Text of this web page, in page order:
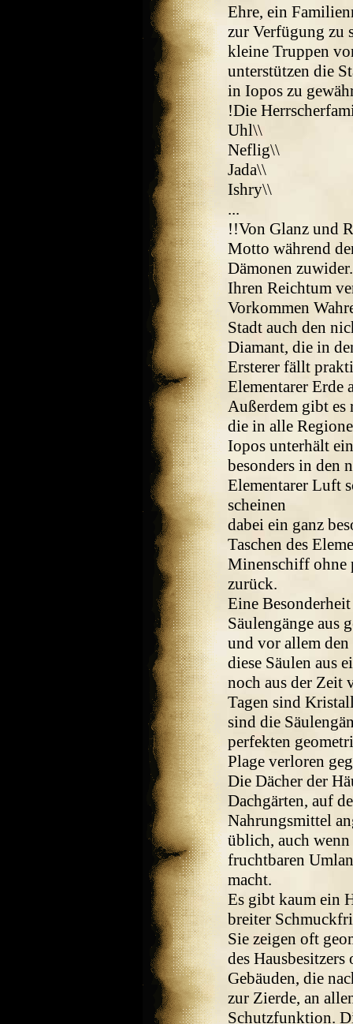
Ehre, ein
zur Verfügung zu
kleine Truppen
unterstützen die
in Iopos zu
!Die
Uhl\\
Neflig\\
Jada\\
Ishry\\
...
!!Von Glanz und
Motto während
Dämonen
Ihren Reichtum
Vorkommen
Stadt auch den
Diamant, die in
Ersterer fällt
Elementarer Erde
Außerdem gibt es
die in alle
Iopos unterhält
besonders in den
Elementarer Luft
scheinen
dabei ein ganz
Taschen des
Minenschiff ohne
zurück.
Eine
Säulengänge aus
und vor allem den
diese Säulen aus
noch aus der Zeit
Tagen sind
sind die
perfekten
Plage verloren
Die Dächer der
Dachgärten, auf
Nahrungsmittel
üblich, auch
fruchtbaren
macht.
Es gibt kaum ein
breiter
Sie zeigen oft
des
Gebäuden, die
zur Zierde, an
Schutzfunktion.